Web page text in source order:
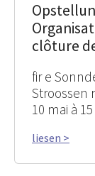
clôture
fir e
Stroossen
10 mai à
liesen >